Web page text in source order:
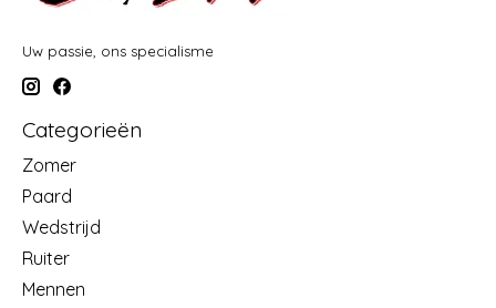
Uw passie, ons specialisme
Categorieën
Zomer
Paard
Wedstrijd
Ruiter
Mennen